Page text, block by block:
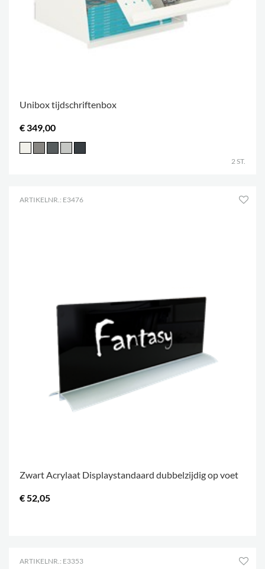
Unibox tijdschriftenbox
€ 349,00
2 ST.
ARTIKELNR.: E3476
Zwart Acrylaat Displaystandaard dubbelzijdig op voet
€ 52,05
ARTIKELNR.: E3353